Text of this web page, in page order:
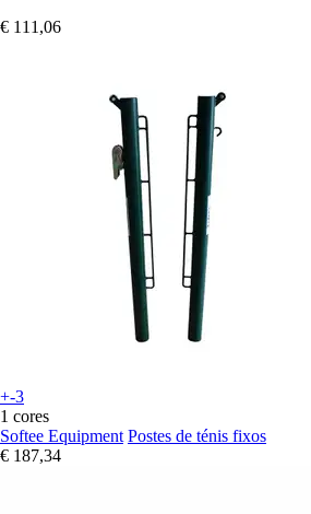
€ 111,06
+-3
1 cores
Softee Equipment Postes de ténis fixos
€ 187,34